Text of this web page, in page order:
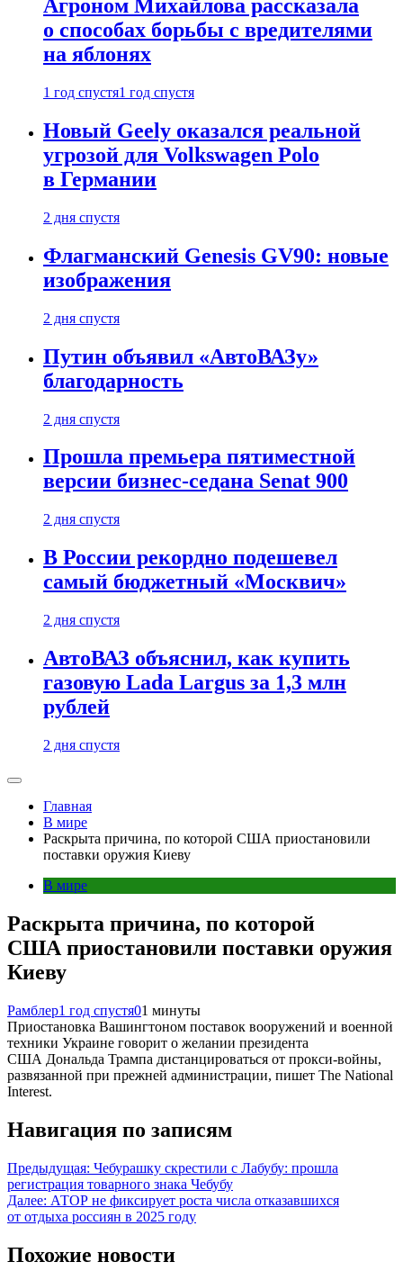
Агроном Михайлова рассказала
о способах борьбы с вредителями
на яблонях
1 год спустя1 год спустя
Новый Geely оказался реальной
угрозой для Volkswagen Polo
в Германии
2 дня спустя
Флагманский Genesis GV90: новые
изображения
2 дня спустя
Путин объявил «АвтоВАЗу»
благодарность
2 дня спустя
Прошла премьера пятиместной
версии бизнес-седана Senat 900
2 дня спустя
В России рекордно подешевел
самый бюджетный «Москвич»
2 дня спустя
АвтоВАЗ объяснил, как купить
газовую Lada Largus за 1,3 млн
рублей
2 дня спустя
Главная
В мире
Раскрыта причина, по которой США приостановили
поставки оружия Киеву
В мире
Раскрыта причина, по которой
США приостановили поставки оружия
Киеву
Рамблер1 год спустя01 минуты
Приостановка Вашингтоном поставок вооружений и военной
техники Украине говорит о желании президента
США Дональда Трампа дистанцироваться от прокси-войны,
развязанной при прежней администрации, пишет The National
Interest.
Навигация по записям
Предыдущая: Чебурашку скрестили с Лабубу: прошла
регистрация товарного знака Чебубу
Далее: АТОР не фиксирует роста числа отказавшихся
от отдыха россиян в 2025 году
Похожие новости